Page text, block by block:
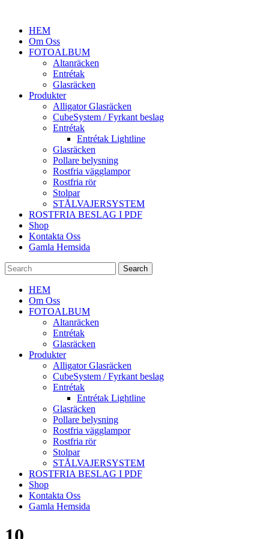
HEM
Om Oss
FOTOALBUM
Altanräcken
Entrétak
Glasräcken
Produkter
Alligator Glasräcken
CubeSystem / Fyrkant beslag
Entrétak
Entrétak Lightline
Glasräcken
Pollare belysning
Rostfria vägglampor
Rostfria rör
Stolpar
STÅLVAJERSYSTEM
ROSTFRIA BESLAG I PDF
Shop
Kontakta Oss
Gamla Hemsida
HEM
Om Oss
FOTOALBUM
Altanräcken
Entrétak
Glasräcken
Produkter
Alligator Glasräcken
CubeSystem / Fyrkant beslag
Entrétak
Entrétak Lightline
Glasräcken
Pollare belysning
Rostfria vägglampor
Rostfria rör
Stolpar
STÅLVAJERSYSTEM
ROSTFRIA BESLAG I PDF
Shop
Kontakta Oss
Gamla Hemsida